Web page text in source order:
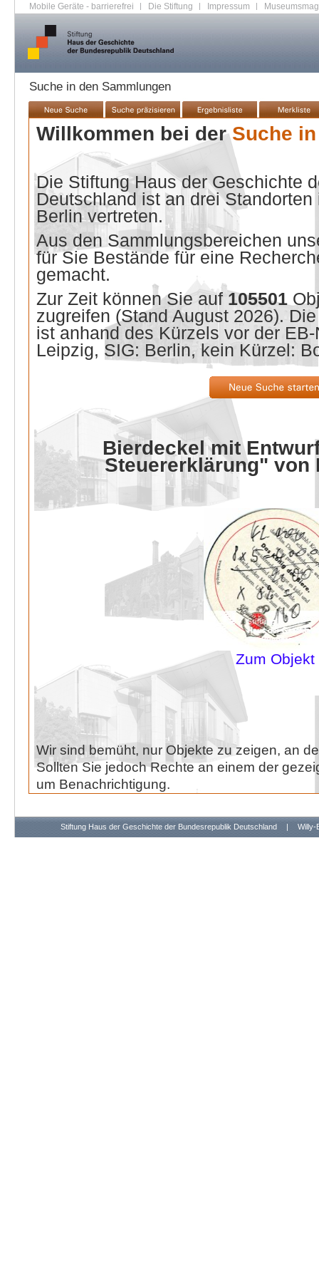
Mobile Geräte - barrierefrei | Die Stiftung | Impressum |
Suche in den Sammlungen
Willkommen bei derSuche
Die Stiftung Haus der Geschichte
Deutschland ist an drei
Berlin vertreten.
Aus den Sammlungsbereichen
für Sie Bestände für eine
gemacht.
Zur Zeit können Sie auf 105501
zugreifen (Stand August 2026).
ist anhand des Kürzels vor der
Leipzig, SIG: Berlin, kein Kürzel:
Bierdeckel mit
Steuererklärung" von
Zum Objekt
Wir sind bemüht, nur Objekte zu zeigen, an
Sollten Sie jedoch Rechte an einem der
um Benachrichtigung.
Stiftung Haus der Geschichte der Bundesrepublik Deutschland | Willy-